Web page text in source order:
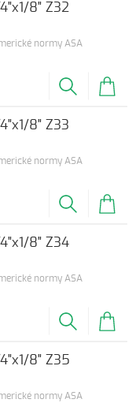
normy ASA
4"x1/8" Z32
normy ASA
4"x1/8" Z33
normy ASA
4"x1/8" Z34
normy ASA
4"x1/8" Z35